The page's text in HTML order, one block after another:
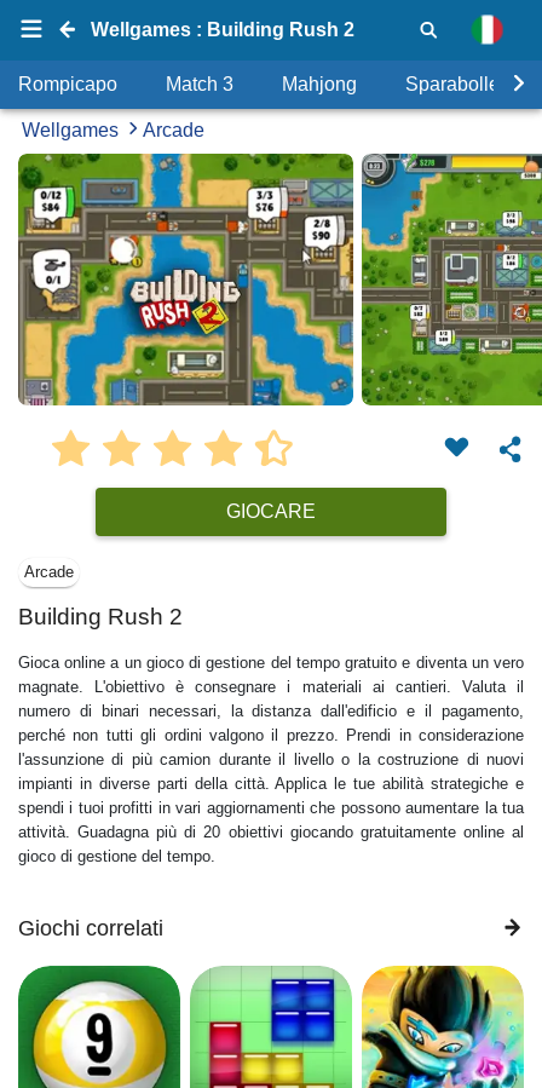
Wellgames : Building Rush 2
Rompicapo Match 3 Mahjong Sparabolle
Wellgames Arcade
GIOCARE
Arcade
Building Rush 2
Gioca online a un gioco di gestione del tempo gratuito e diventa un vero
magnate. L'obiettivo è consegnare i materiali ai cantieri. Valuta il
numero di binari necessari, la distanza dall'edificio e il pagamento,
perché non tutti gli ordini valgono il prezzo. Prendi in considerazione
l'assunzione di più camion durante il livello o la costruzione di nuovi
impianti in diverse parti della città. Applica le tue abilità strategiche e
spendi i tuoi profitti in vari aggiornamenti che possono aumentare la tua
attività. Guadagna più di 20 obiettivi giocando gratuitamente online al
gioco di gestione del tempo.
Giochi correlati